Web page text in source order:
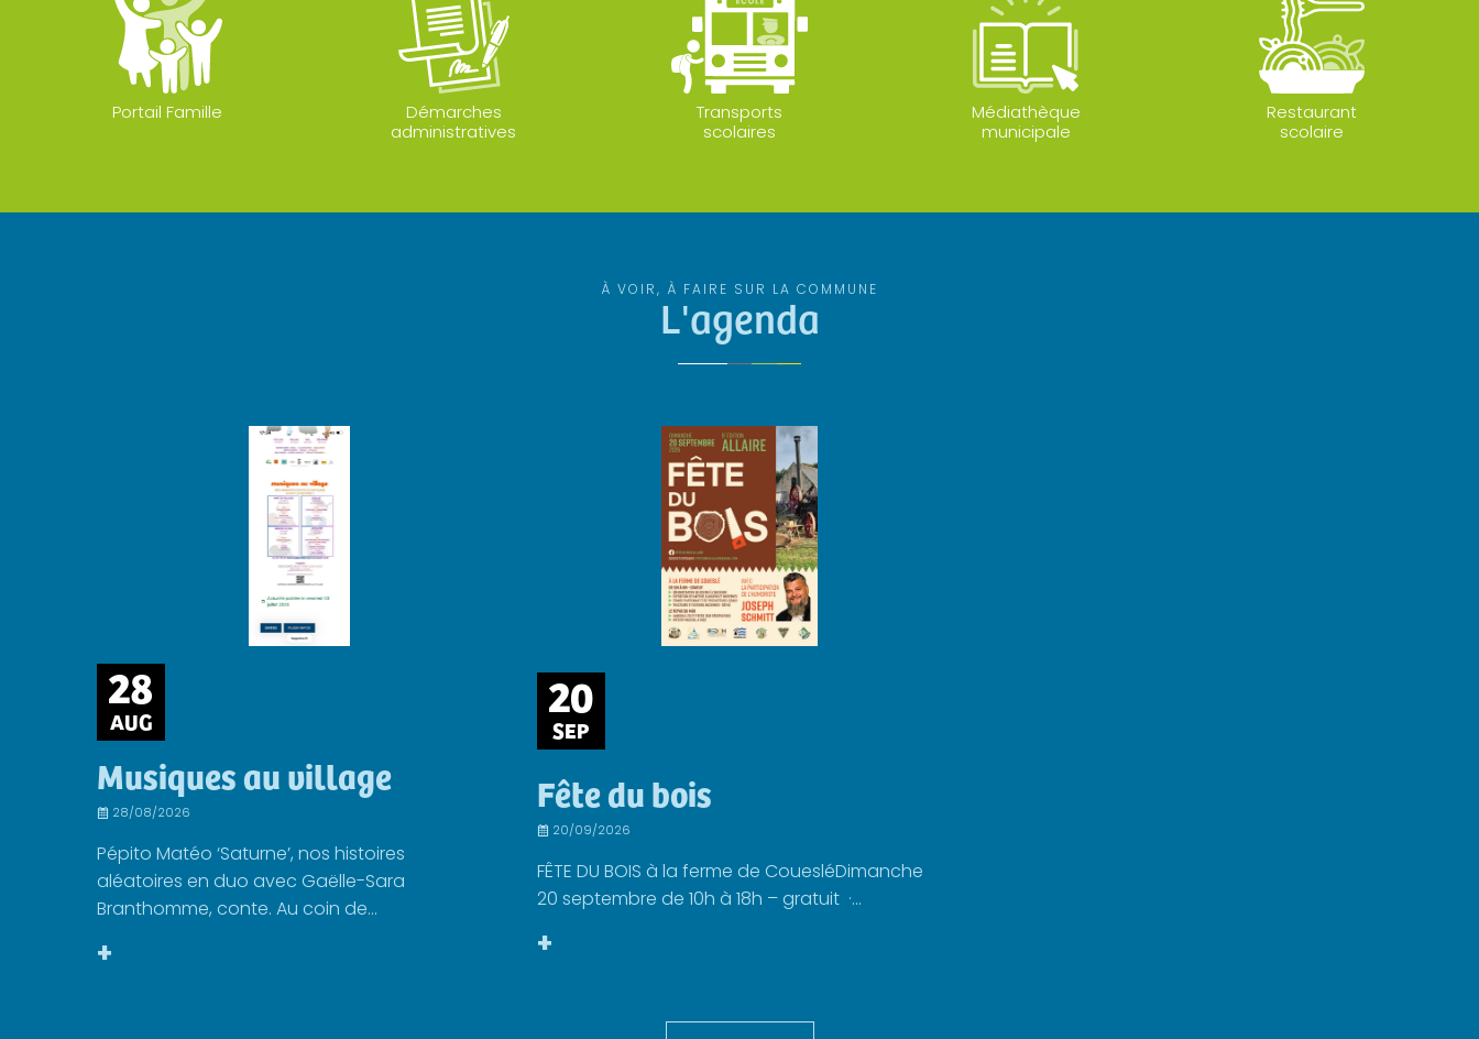
Portail Famille
Démarches
administratives
Transports
scolaires
Médiathèque
municipale
Restaurant
scolaire
À VOIR, À FAIRE SUR LA COMMUNE
L'agenda
28
AUG
Musiques au village
28/08/2026
Pépito Matéo ‘Saturne’, nos histoires
aléatoires en duo avec Gaëlle-Sara
Branthomme, conte. Au coin de...
+
20
SEP
Fête du bois
20/09/2026
FÊTE DU BOIS à la ferme de CouesléDimanche
20 septembre de 10h à 18h – gratuit ·...
+